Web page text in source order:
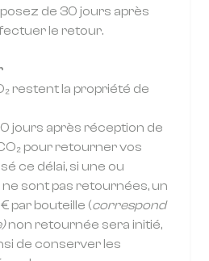
de 30 jours après
le retour.
restent la propriété de
jours après réception de
pour retourner vos
ce délai, si une ou
sont pas retournées, un
par bouteille (correspond
non retournée sera initié,
de conserver les